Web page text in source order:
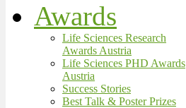
Awards
Life Sciences Research
Awards Austria
Life Sciences PHD Awards
Austria
Success Stories
Best Talk & Poster Prizes